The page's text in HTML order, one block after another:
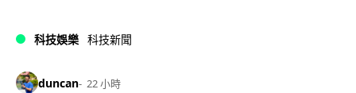
科技娛樂 科技新聞
duncan 22 小時